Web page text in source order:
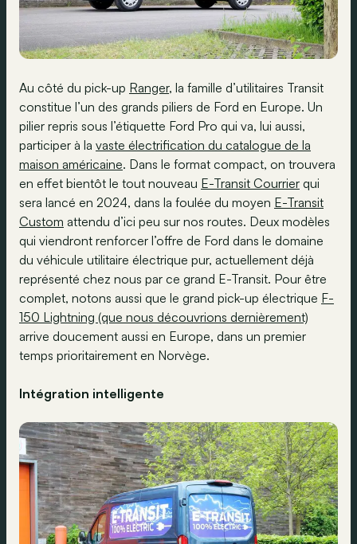
Au côté du pick-up Ranger, la famille d’utilitaires Transit
constitue l’un des grands piliers de Ford en Europe. Un
pilier repris sous l’étiquette Ford Pro qui va, lui aussi,
participer à la vaste électrification du catalogue de la
maison américaine. Dans le format compact, on trouvera
en effet bientôt le tout nouveau E-Transit Courrier qui
sera lancé en 2024, dans la foulée du moyen E-Transit
Custom attendu d’ici peu sur nos routes. Deux modèles
qui viendront renforcer l’offre de Ford dans le domaine
du véhicule utilitaire électrique pur, actuellement déjà
représenté chez nous par ce grand E-Transit. Pour être
complet, notons aussi que le grand pick-up électrique F-
150 Lightning (que nous découvrions dernièrement)
arrive doucement aussi en Europe, dans un premier
temps prioritairement en Norvège.
Intégration intelligente